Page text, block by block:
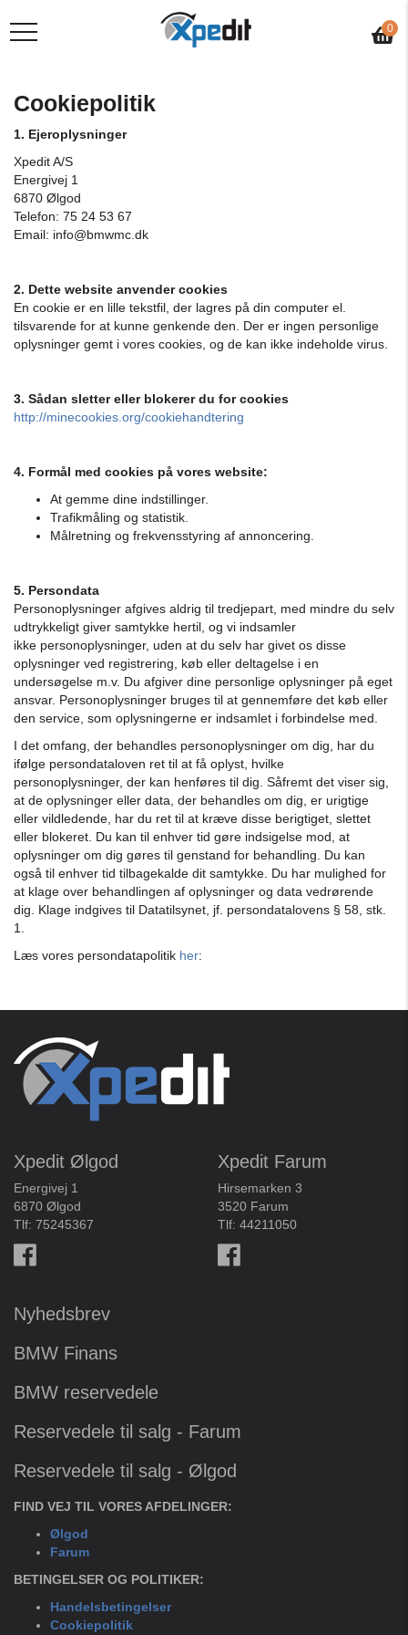
0
Cookiepolitik
1. Ejeroplysninger
Xpedit A/S
Energivej 1
6870 Ølgod
Telefon: 75 24 53 67
Email: info@bmwmc.dk
2. Dette website anvender cookies
En cookie er en lille tekstfil, der lagres på din computer el.
tilsvarende for at kunne genkende den. Der er ingen personlige
oplysninger gemt i vores cookies, og de kan ikke indeholde virus.
3. Sådan sletter eller blokerer du for cookies
http://minecookies.org/cookiehandtering
4. Formål med cookies på vores website:
At gemme dine indstillinger.
Trafikmåling og statistik.
Målretning og frekvensstyring af annoncering.
5. Persondata
Personoplysninger afgives aldrig til tredjepart, med mindre du selv
udtrykkeligt giver samtykke hertil, og vi indsamler
ikke personoplysninger, uden at du selv har givet os disse
oplysninger ved registrering, køb eller deltagelse i en
undersøgelse m.v. Du afgiver dine personlige oplysninger på eget
ansvar. Personoplysninger bruges til at gennemføre det køb eller
den service, som oplysningerne er indsamlet i forbindelse med.
I det omfang, der behandles personoplysninger om dig, har du
ifølge persondataloven ret til at få oplyst, hvilke
personoplysninger, der kan henføres til dig. Såfremt det viser sig,
at de oplysninger eller data, der behandles om dig, er urigtige
eller vildledende, har du ret til at kræve disse berigtiget, slettet
eller blokeret. Du kan til enhver tid gøre indsigelse mod, at
oplysninger om dig gøres til genstand for behandling. Du kan
også til enhver tid tilbagekalde dit samtykke. Du har mulighed for
at klage over behandlingen af oplysninger og data vedrørende
dig. Klage indgives til Datatilsynet, jf. persondatalovens § 58, stk.
1.
Læs vores persondatapolitik her:
Xpedit Ølgod
Energivej 1
6870 Ølgod
Tlf: 75245367
Xpedit Farum
Hirsemarken 3
3520 Farum
Tlf: 44211050
Nyhedsbrev
BMW Finans
BMW reservedele
Reservedele til salg - Farum
Reservedele til salg - Ølgod
FIND VEJ TIL VORES AFDELINGER:
Ølgod
Farum
BETINGELSER OG POLITIKER:
Handelsbetingelser
Cookiepolitik